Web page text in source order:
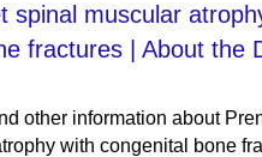
spinal muscular
fractures | About the
other information about
with congenital bone